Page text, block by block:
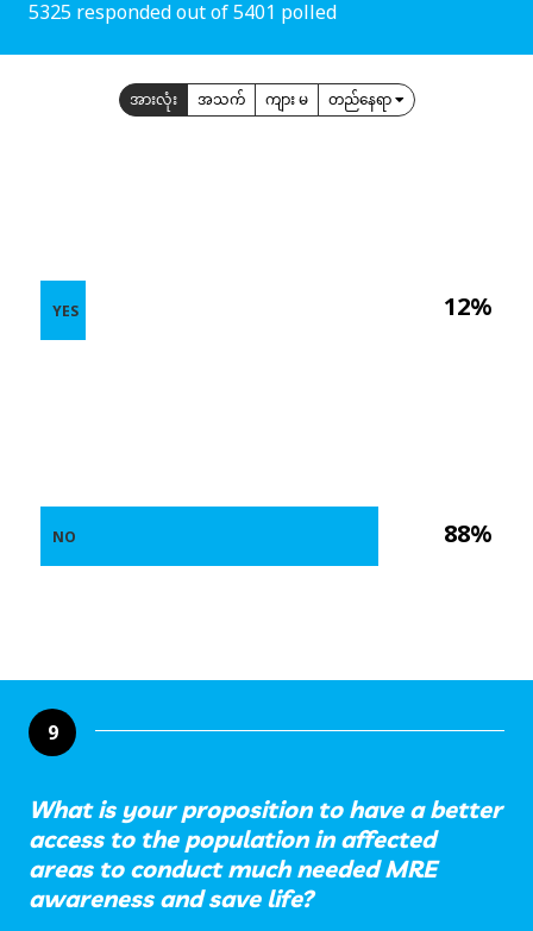
5325 responded out of 5401 polled
အားလုံး အသက် ကျား မ တည်နေရာ
12%
88%
YES
NO
9
What is your proposition to have a better
access to the population in affected
areas to conduct much needed MRE
awareness and save life?